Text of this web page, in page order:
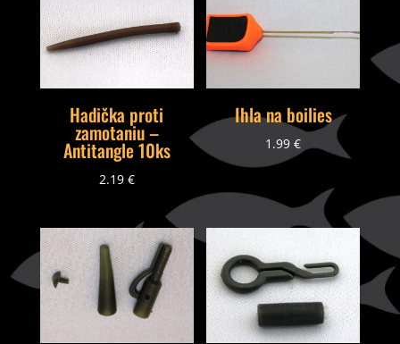
Hadička proti
zamotaniu –
Antitangle 10ks
2.19 €
Ihla na boilies
1.99€